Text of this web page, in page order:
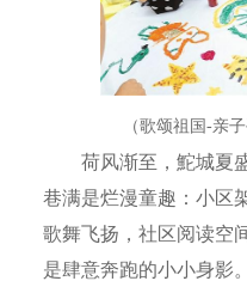
（歌颂祖国-亲
荷风渐至，鮀城夏盛
巷满是烂漫童趣：小区
歌舞飞扬，社区阅读空
是肆意奔跑的小小身影。